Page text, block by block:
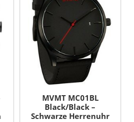
MVMT MC01BL
Black/Black –
Schwarze Herrenuhr